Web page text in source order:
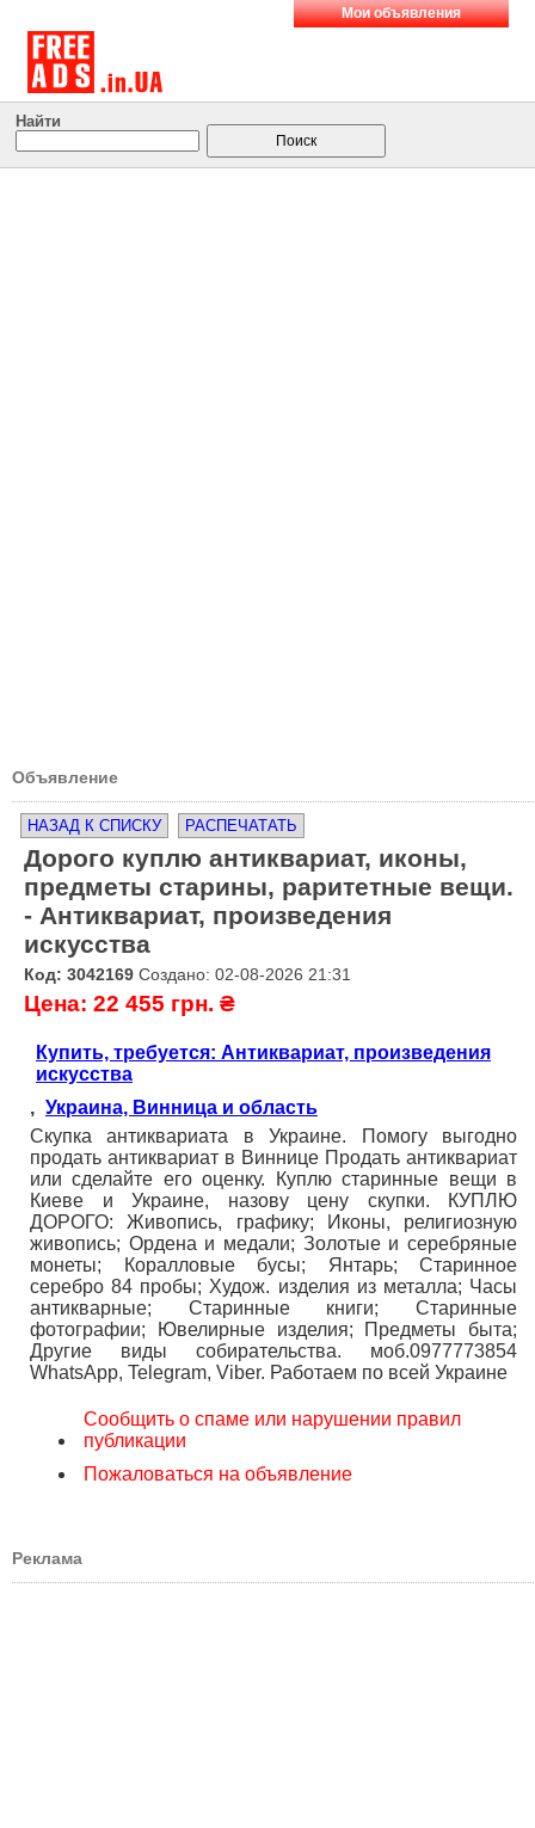
Мои объявления
Найти
Объявление
НАЗАД К СПИСКУ РАСПЕЧАТАТЬ
Дорого куплю антиквариат, иконы,
предметы старины, раритетные вещи.
- Антиквариат, произведения
искусства
Код: 3042169 Создано: 02-08-2026 21:31
Цена: 22 455 грн. ₴
Купить, требуется: Антиквариат, произведения
искусства
, Украина, Винница и область
Скупка антиквариата в Украине. Помогу выгодно
продать антиквариат в Виннице Продать антиквариат
или сделайте его оценку. Куплю старинные вещи в
Киеве и Украине, назову цену скупки. КУПЛЮ
ДОРОГО: Живопись, графику; Иконы, религиозную
живопись; Ордена и медали; Золотые и серебряные
монеты; Коралловые бусы; Янтарь; Старинное
серебро 84 пробы; Худож. изделия из металла; Часы
антикварные; Старинные книги; Старинные
фотографии; Ювелирные изделия; Предметы быта;
Другие виды собирательства. моб.0977773854
WhatsApp, Telegram, Viber. Работаем по всей Украине
Сообщить о спаме или нарушении правил
публикации
Пожаловаться на объявление
Реклама